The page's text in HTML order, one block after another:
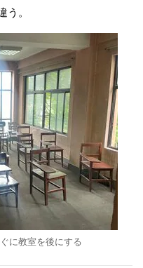
。
に教室を後にする